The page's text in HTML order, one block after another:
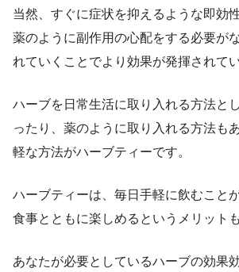
当然、すぐに症状を抑えるような即効
薬のように副作用の心配をする必要が
れていくことでより効果が発揮されて
ハーブを日常生活に取り入れる方法と
ったり、薬のように取り入れる方法も
軽な方法がハーブティーです。
ハーブティーは、毎日手軽に飲むこと
食事とともに楽しめるというメリット
あなたが必要としているハーブの効果